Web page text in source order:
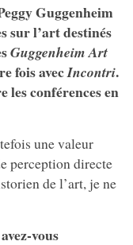
Guggenheim
sur l’art destinés
Guggenheim Art
fois avecIncontri.
les conférences en
une valeur
perception directe
de l’art, je ne
vous